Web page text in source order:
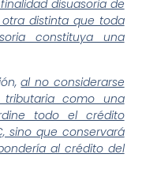
disuasoria de
distinta que toda
constituya una
al no considerarse
tributaria como una
todo el crédito
sino que conservará
al crédito del